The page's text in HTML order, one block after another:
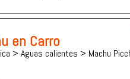
en Carro
> Aguas calientes > Machu